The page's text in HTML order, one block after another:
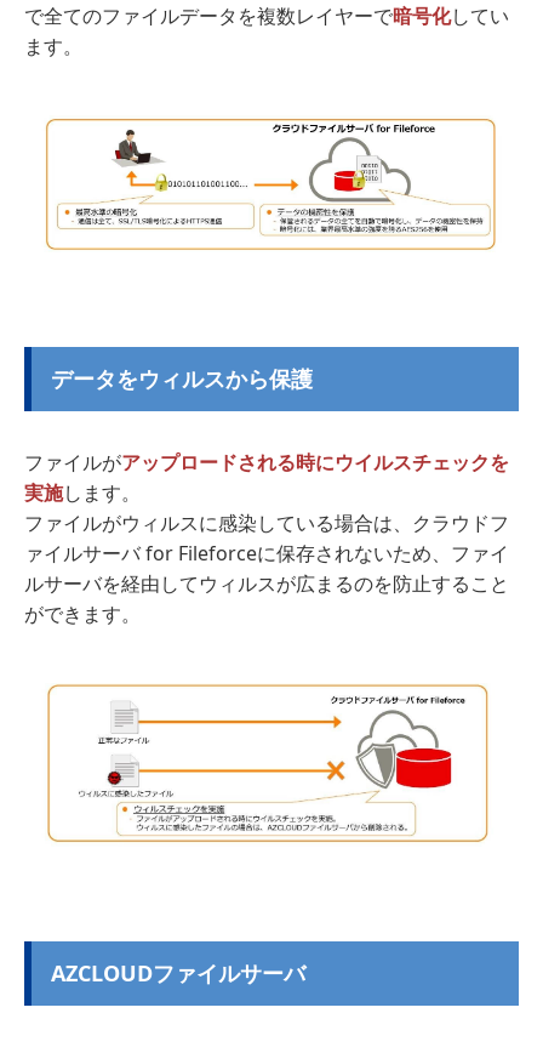
で全てのファイルデータを複数レイヤーで暗号化してい
ます。
データをウィルスから保護
ファイルがアップロードされる時にウイルスチェックを
実施します。
ファイルがウィルスに感染している場合は、クラウドフ
ァイルサーバ for Fileforceに保存されないため、ファイ
ルサーバを経由してウィルスが広まるのを防止すること
ができます。
AZCLOUDファイルサーバ